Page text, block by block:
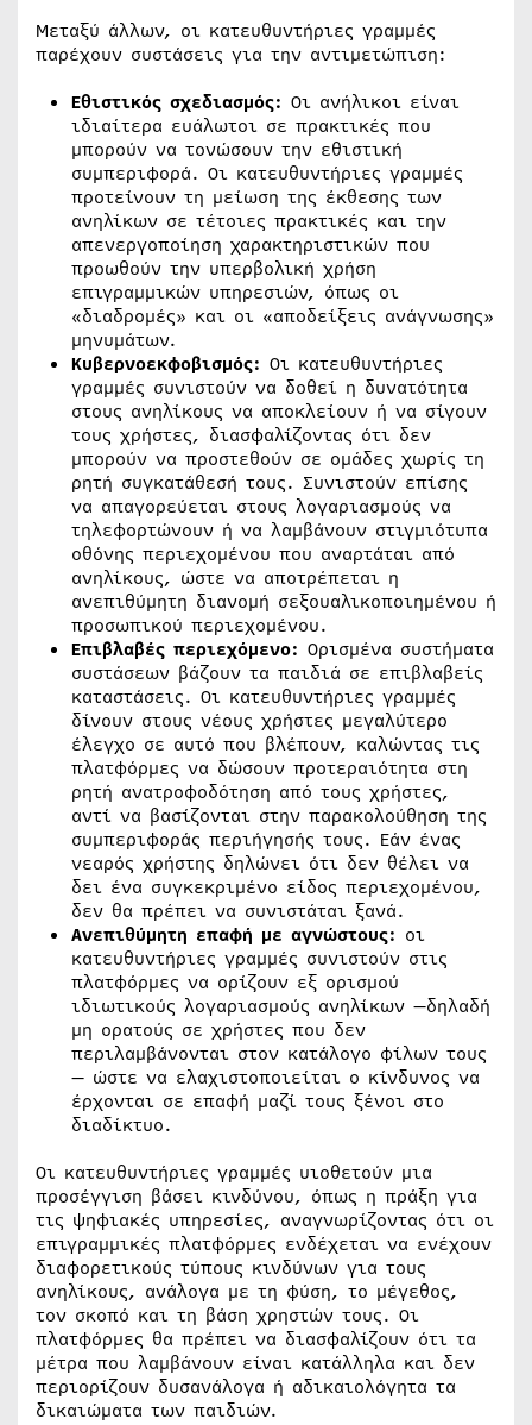
Μεταξύ άλλων, οι κατευθυντήριες γραμμές
παρέχουν συστάσεις για την αντιμετώπιση:
Εθιστικός σχεδιασμός: Οι ανήλικοι είναι
ιδιαίτερα ευάλωτοι σε πρακτικές που
μπορούν να τονώσουν την εθιστική
συμπεριφορά. Οι κατευθυντήριες γραμμές
προτείνουν τη μείωση της έκθεσης των
ανηλίκων σε τέτοιες πρακτικές και την
απενεργοποίηση χαρακτηριστικών που
προωθούν την υπερβολική χρήση
επιγραμμικών υπηρεσιών, όπως οι
«διαδρομές» και οι «αποδείξεις ανάγνωσης»
μηνυμάτων.
Κυβερνοεκφοβισμός: Οι κατευθυντήριες
γραμμές συνιστούν να δοθεί η δυνατότητα
στους ανηλίκους να αποκλείουν ή να σίγουν
τους χρήστες, διασφαλίζοντας ότι δεν
μπορούν να προστεθούν σε ομάδες χωρίς τη
ρητή συγκατάθεσή τους. Συνιστούν επίσης
να απαγορεύεται στους λογαριασμούς να
τηλεφορτώνουν ή να λαμβάνουν στιγμιότυπα
οθόνης περιεχομένου που αναρτάται από
ανηλίκους, ώστε να αποτρέπεται η
ανεπιθύμητη διανομή σεξουαλικοποιημένου ή
προσωπικού περιεχομένου.
Επιβλαβές περιεχόμενο: Ορισμένα συστήματα
συστάσεων βάζουν τα παιδιά σε επιβλαβείς
καταστάσεις. Οι κατευθυντήριες γραμμές
δίνουν στους νέους χρήστες μεγαλύτερο
έλεγχο σε αυτό που βλέπουν, καλώντας τις
πλατφόρμες να δώσουν προτεραιότητα στη
ρητή ανατροφοδότηση από τους χρήστες,
αντί να βασίζονται στην παρακολούθηση της
συμπεριφοράς περιήγησής τους. Εάν ένας
νεαρός χρήστης δηλώνει ότι δεν θέλει να
δει ένα συγκεκριμένο είδος περιεχομένου,
δεν θα πρέπει να συνιστάται ξανά.
Ανεπιθύμητη επαφή με αγνώστους: οι
κατευθυντήριες γραμμές συνιστούν στις
πλατφόρμες να ορίζουν εξ ορισμού
ιδιωτικούς λογαριασμούς ανηλίκων —δηλαδή
μη ορατούς σε χρήστες που δεν
περιλαμβάνονται στον κατάλογο φίλων τους
— ώστε να ελαχιστοποιείται ο κίνδυνος να
έρχονται σε επαφή μαζί τους ξένοι στο
διαδίκτυο.
Οι κατευθυντήριες γραμμές υιοθετούν μια
προσέγγιση βάσει κινδύνου, όπως η πράξη για
τις ψηφιακές υπηρεσίες, αναγνωρίζοντας ότι οι
επιγραμμικές πλατφόρμες ενδέχεται να ενέχουν
διαφορετικούς τύπους κινδύνων για τους
ανηλίκους, ανάλογα με τη φύση, το μέγεθος,
τον σκοπό και τη βάση χρηστών τους. Οι
πλατφόρμες θα πρέπει να διασφαλίζουν ότι τα
μέτρα που λαμβάνουν είναι κατάλληλα και δεν
περιορίζουν δυσανάλογα ή αδικαιολόγητα τα
δικαιώματα των παιδιών.